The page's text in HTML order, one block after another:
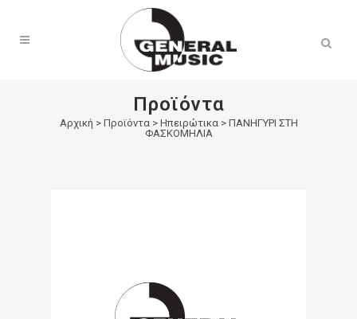
Προϊόντα
Αρχική > Προϊόντα> Ηπειρώτικα> ΠΑΝΗΓΥΡΙ ΣΤΗ
ΦΑΣΚΟΜΗΛΙΑ